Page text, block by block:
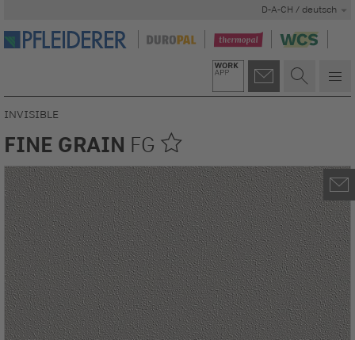
D-A-CH / deutsch
INVISIBLE
FINE GRAIN FG